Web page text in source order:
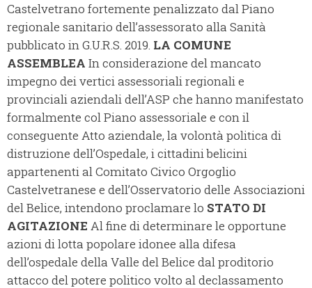
Castelvetrano fortemente penalizzato dal Piano
regionale sanitario dell’assessorato alla Sanità
pubblicato in G.U.R.S. 2019. LA COMUNE
ASSEMBLEA In considerazione del mancato
impegno dei vertici assessoriali regionali e
provinciali aziendali dell’ASP che hanno manifestato
formalmente col Piano assessoriale e con il
conseguente Atto aziendale, la volontà politica di
distruzione dell’Ospedale, i cittadini belicini
appartenenti al Comitato Civico Orgoglio
Castelvetranese e dell’Osservatorio delle Associazioni
del Belice, intendono proclamare lo STATO DI
AGITAZIONE Al fine di determinare le opportune
azioni di lotta popolare idonee alla difesa
dell’ospedale della Valle del Belice dal proditorio
attacco del potere politico volto al declassamento